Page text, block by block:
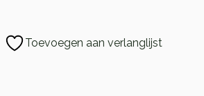
Toevoegen aan verlanglijst